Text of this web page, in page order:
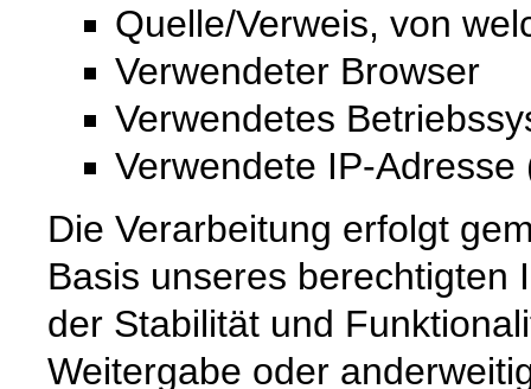
Quelle/Verweis, von
Verwendeter Browser
Verwendetes
Verwendete IP-
Die Verarbeitung erfolgt
Basis unseres berechtigten
der Stabilität und
Weitergabe oder